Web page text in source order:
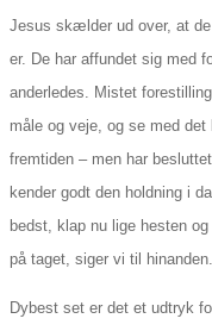
Jesus skælder ud over, at
er. De har affundet sig med
anderledes. Mistet
måle og veje, og se med
fremtiden – men har
kender godt den holdning i
bedst, klap nu lige hesten
på taget, siger vi til
Dybest set er det et udtryk